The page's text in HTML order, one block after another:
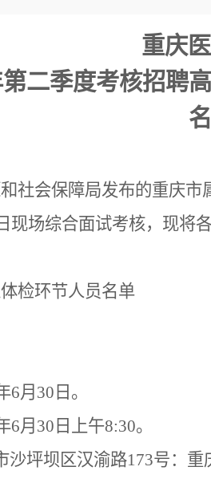
重庆
二季度考核招聘
社会保障局发布的重庆市
现场综合面试考核，现将
检环节人员名单
6月 30 日。
6月 30 日上午8:30。
沙坪坝区汉渝路173号：重